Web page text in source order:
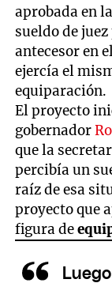
aprobada en
sueldo de
antecesor en
ejercía el
equiparación.
El proyecto
gobernador
que la
percibía un
raíz de esa
proyecto que
figura de